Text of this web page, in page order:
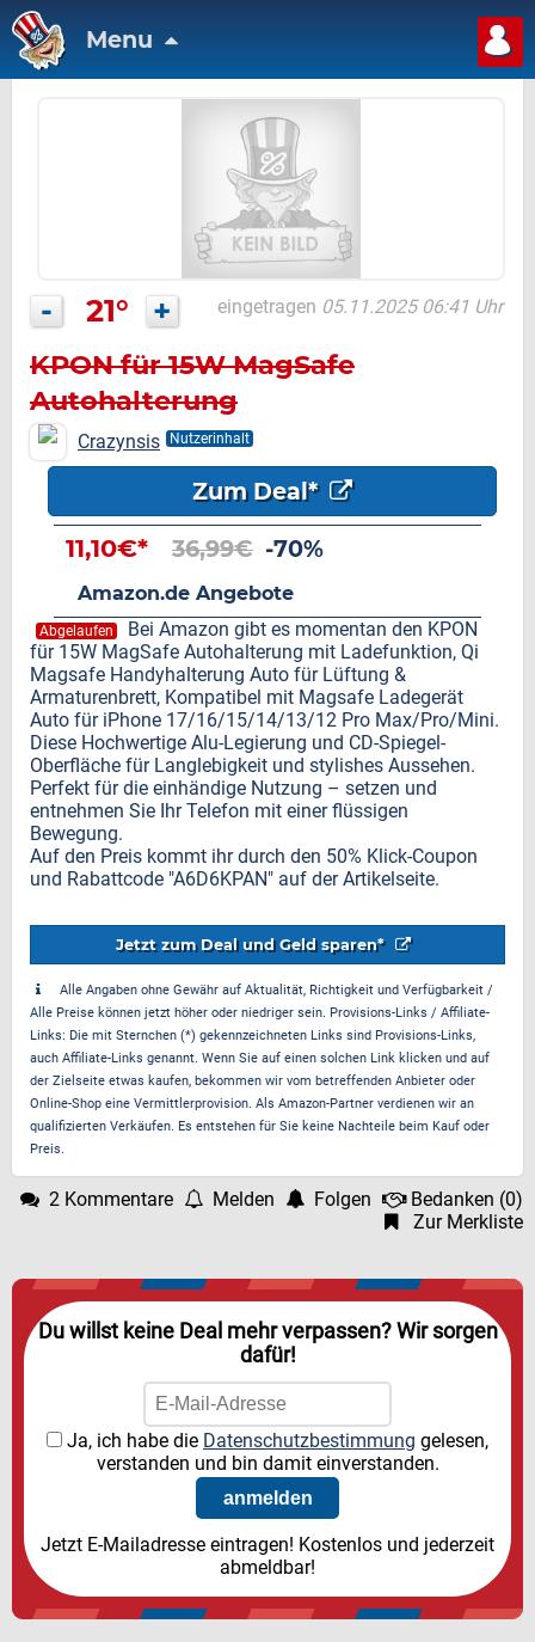
Menu
- 21° + eingetragen 05.11.2025 06:41 Uhr
KPON für 15W MagSafe
Autohalterung
Crazynsis Nutzerinhalt
Zum Deal*
11,10€* 36,99€ -70%
Amazon.de Angebote
Abgelaufen
Bei Amazon gibt es momentan den KPON
für 15W MagSafe Autohalterung mit Ladefunktion, Qi
Magsafe Handyhalterung Auto für Lüftung &
Armaturenbrett, Kompatibel mit Magsafe Ladegerät
Auto für iPhone 17/16/15/14/13/12 Pro Max/Pro/Mini.
Diese Hochwertige Alu-Legierung und CD-Spiegel-
Oberfläche für Langlebigkeit und stylishes Aussehen.
Perfekt für die einhändige Nutzung – setzen und
entnehmen Sie Ihr Telefon mit einer flüssigen
Bewegung.
Auf den Preis kommt ihr durch den 50% Klick-Coupon
und Rabattcode "A6D6KPAN" auf der Artikelseite.
Jetzt zum Deal und Geld sparen*
Alle Angaben ohne Gewähr auf Aktualität, Richtigkeit und Verfügbarkeit /
Alle Preise können jetzt höher oder niedriger sein. Provisions-Links / Affiliate-
Links: Die mit Sternchen (*) gekennzeichneten Links sind Provisions-Links,
auch Affiliate-Links genannt. Wenn Sie auf einen solchen Link klicken und auf
der Zielseite etwas kaufen, bekommen wir vom betreffenden Anbieter oder
Online-Shop eine Vermittlerprovision. Als Amazon-Partner verdienen wir an
qualifizierten Verkäufen. Es entstehen für Sie keine Nachteile beim Kauf oder
Preis.
2 Kommentare Melden Folgen Bedanken (0)
Zur Merkliste
Du willst keine Deal mehr verpassen? Wir sorgen
dafür!
Ja, ich habe die Datenschutzbestimmung gelesen,
verstanden und bin damit einverstanden.
Jetzt E-Mailadresse eintragen! Kostenlos und jederzeit
abmeldbar!